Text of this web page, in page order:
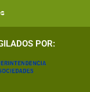
POR: